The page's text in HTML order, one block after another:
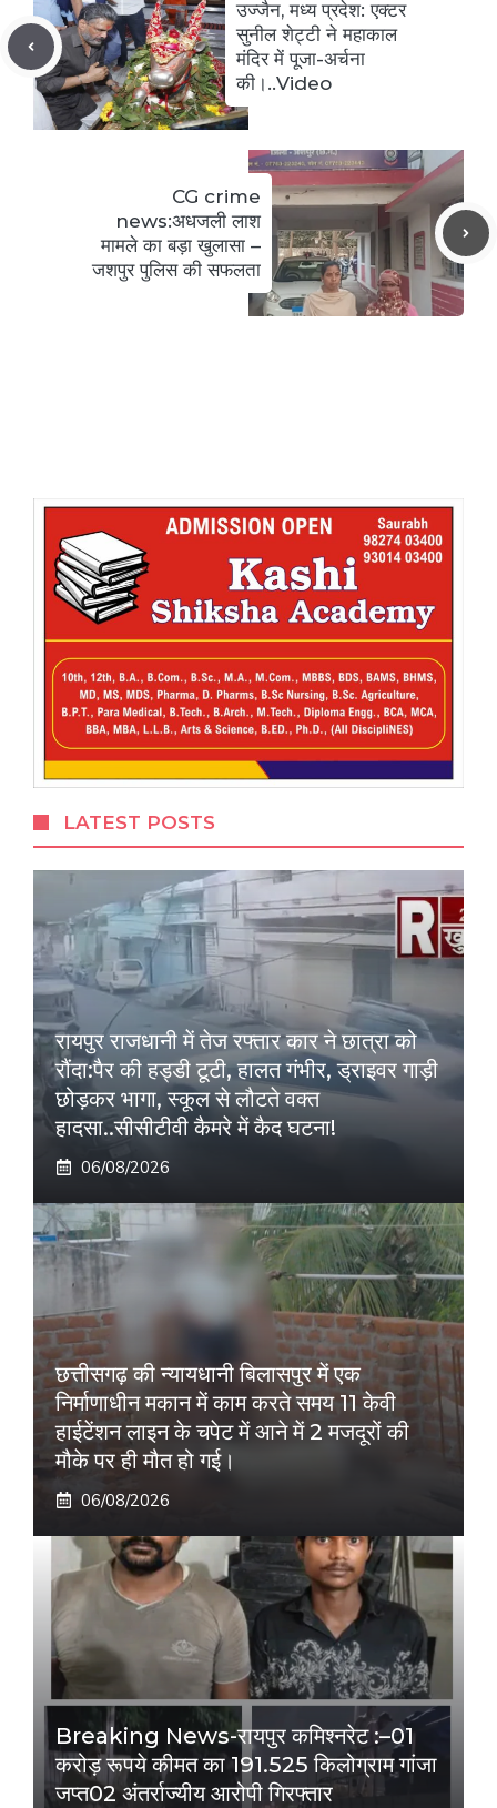
उज्जैन, मध्य प्रदेश: एक्टर
सुनील शेट्टी ने महाकाल
मंदिर में पूजा-अर्चना
की।..Video
CG crime
news:अधजली लाश
मामले का बड़ा खुलासा –
जशपुर पुलिस की सफलता
LATEST POSTS
रायपुर राजधानी में तेज रफ्तार कार ने छात्रा को
रौंदा:पैर की हड्डी टूटी, हालत गंभीर, ड्राइवर गाड़ी
छोड़कर भागा, स्कूल से लौटते वक्त
हादसा..सीसीटीवी कैमरे में कैद घटना!
06/08/2026
छत्तीसगढ़ की न्यायधानी बिलासपुर में एक
निर्माणाधीन मकान में काम करते समय 11 केवी
हाईटेंशन लाइन के चपेट में आने में 2 मजदूरों की
मौके पर ही मौत हो गई।
06/08/2026
Breaking News-रायपुर कमिश्नरेट :–01
करोड़ रूपये कीमत का 191.525 किलोग्राम गांजा
जप्त02 अंतर्राज्यीय आरोपी गिरफ्तार